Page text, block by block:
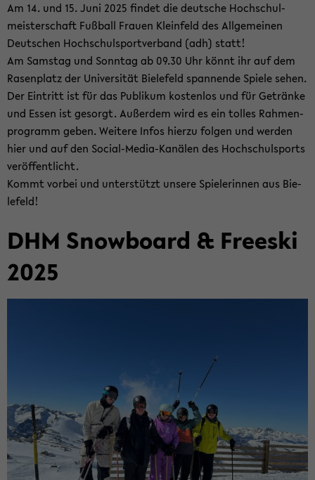
Am 14. und 15. Juni 2025 fin­det die deut­sche Hoch­schul­
meis­ter­schaft Fuß­ball Frau­en Klein­feld des All­ge­mei­nen
Deut­schen Hoch­schul­sport­ver­band (adh) statt!
Am Sams­tag und Sonn­tag ab 09.30 Uhr könnt ihr auf dem
Ra­sen­platz der Uni­ver­si­tät Bie­le­feld span­nen­de Spie­le sehen.
Der Ein­tritt ist für das Pu­bli­kum kos­ten­los und für Ge­trän­ke
und Essen ist ge­sorgt. Au­ßer­dem wird es ein tol­les Rah­men­
pro­gramm geben. Wei­te­re Infos hier­zu fol­gen und wer­den
hier und auf den Social-​Media-Kanälen des Hoch­schul­sports
ver­öf­fent­licht.
Kommt vor­bei und un­ter­stützt un­se­re Spie­le­rin­nen aus Bie­
le­feld!
DHM Snow­board & Free­ski
2025